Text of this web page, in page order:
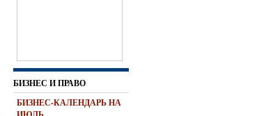
БИЗНЕС И ПРАВО
БИЗНЕС-КАЛЕНДАРЬ НА